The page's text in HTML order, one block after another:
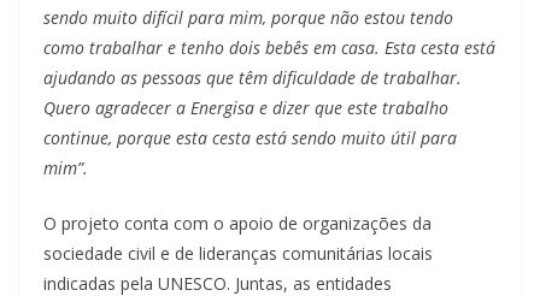
sendo muito difícil para mim, porque não estou tendo
como trabalhar e tenho dois bebês em casa. Esta cesta está
ajudando as pessoas que têm dificuldade de trabalhar.
Quero agradecer a Energisa e dizer que este trabalho
continue, porque esta cesta está sendo muito útil para
mim”.
O projeto conta com o apoio de organizações da
sociedade civil e de lideranças comunitárias locais
indicadas pela UNESCO. Juntas, as entidades